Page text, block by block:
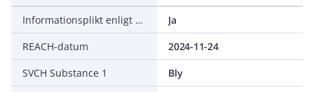
Informationsplikt enligt REACH
Ja
REACH-datum
2024-11-24
SVCH Substance 1
Bly